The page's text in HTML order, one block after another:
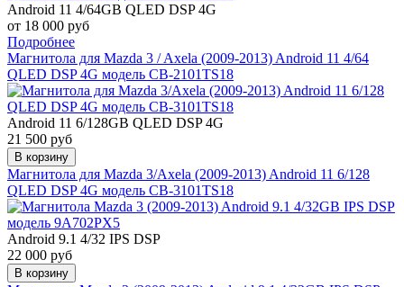
Android 11 4/64GB QLED DSP 4G
от 18 000 руб
Подробнее
Магнитола для Mazda 3 / Axela (2009-2013) Android 11 4/64
QLED DSP 4G модель CB-2101TS18
Android 11 6/128GB QLED DSP 4G
21 500 руб
В корзину
Магнитола для Mazda 3/Axela (2009-2013) Android 11 6/128
QLED DSP 4G модель CB-3101TS18
Android 9.1 4/32 IPS DSP
22 000 руб
В корзину